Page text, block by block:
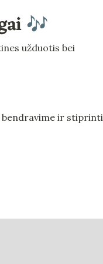
🎶
užduotis bei
bendravime ir stiprinti